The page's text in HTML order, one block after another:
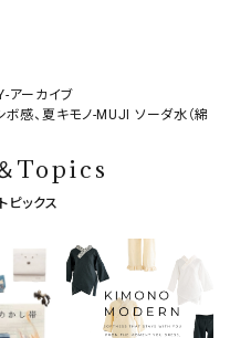
アーカイブ
感、夏キモノ-MUJI ソーダ水（綿
Topics
ピックス